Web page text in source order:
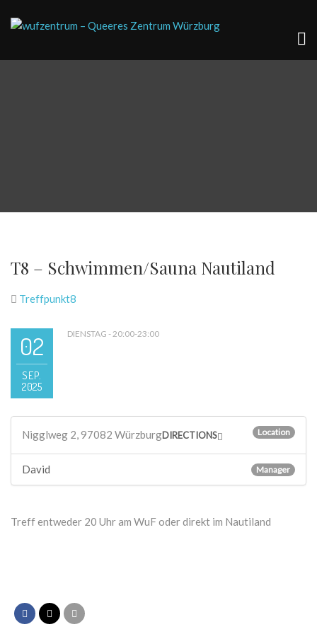
T8 – Schwimmen/Sauna Nautiland
Treffpunkt8
02
SEP.
2025
DIENSTAG - 20:00-23:00
Nigglweg 2, 97082 Würzburg Location
DIRECTIONS
David Manager
Treff entweder 20 Uhr am WuF oder direkt im Nautiland